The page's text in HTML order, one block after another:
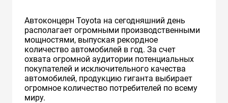
Автоконцерн Toyota на сегодняшний день
располагает огромными производственными
мощностями, выпуская рекордное
количество автомобилей в год. За счет
охвата огромной аудитории потенциальных
покупателей и исключительного качества
автомобилей, продукцию гиганта выбирает
огромное количество потребителей по всему
миру.